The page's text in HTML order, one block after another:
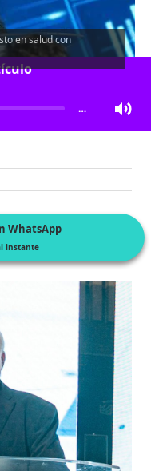
en salud con
…
WhatsApp
instante